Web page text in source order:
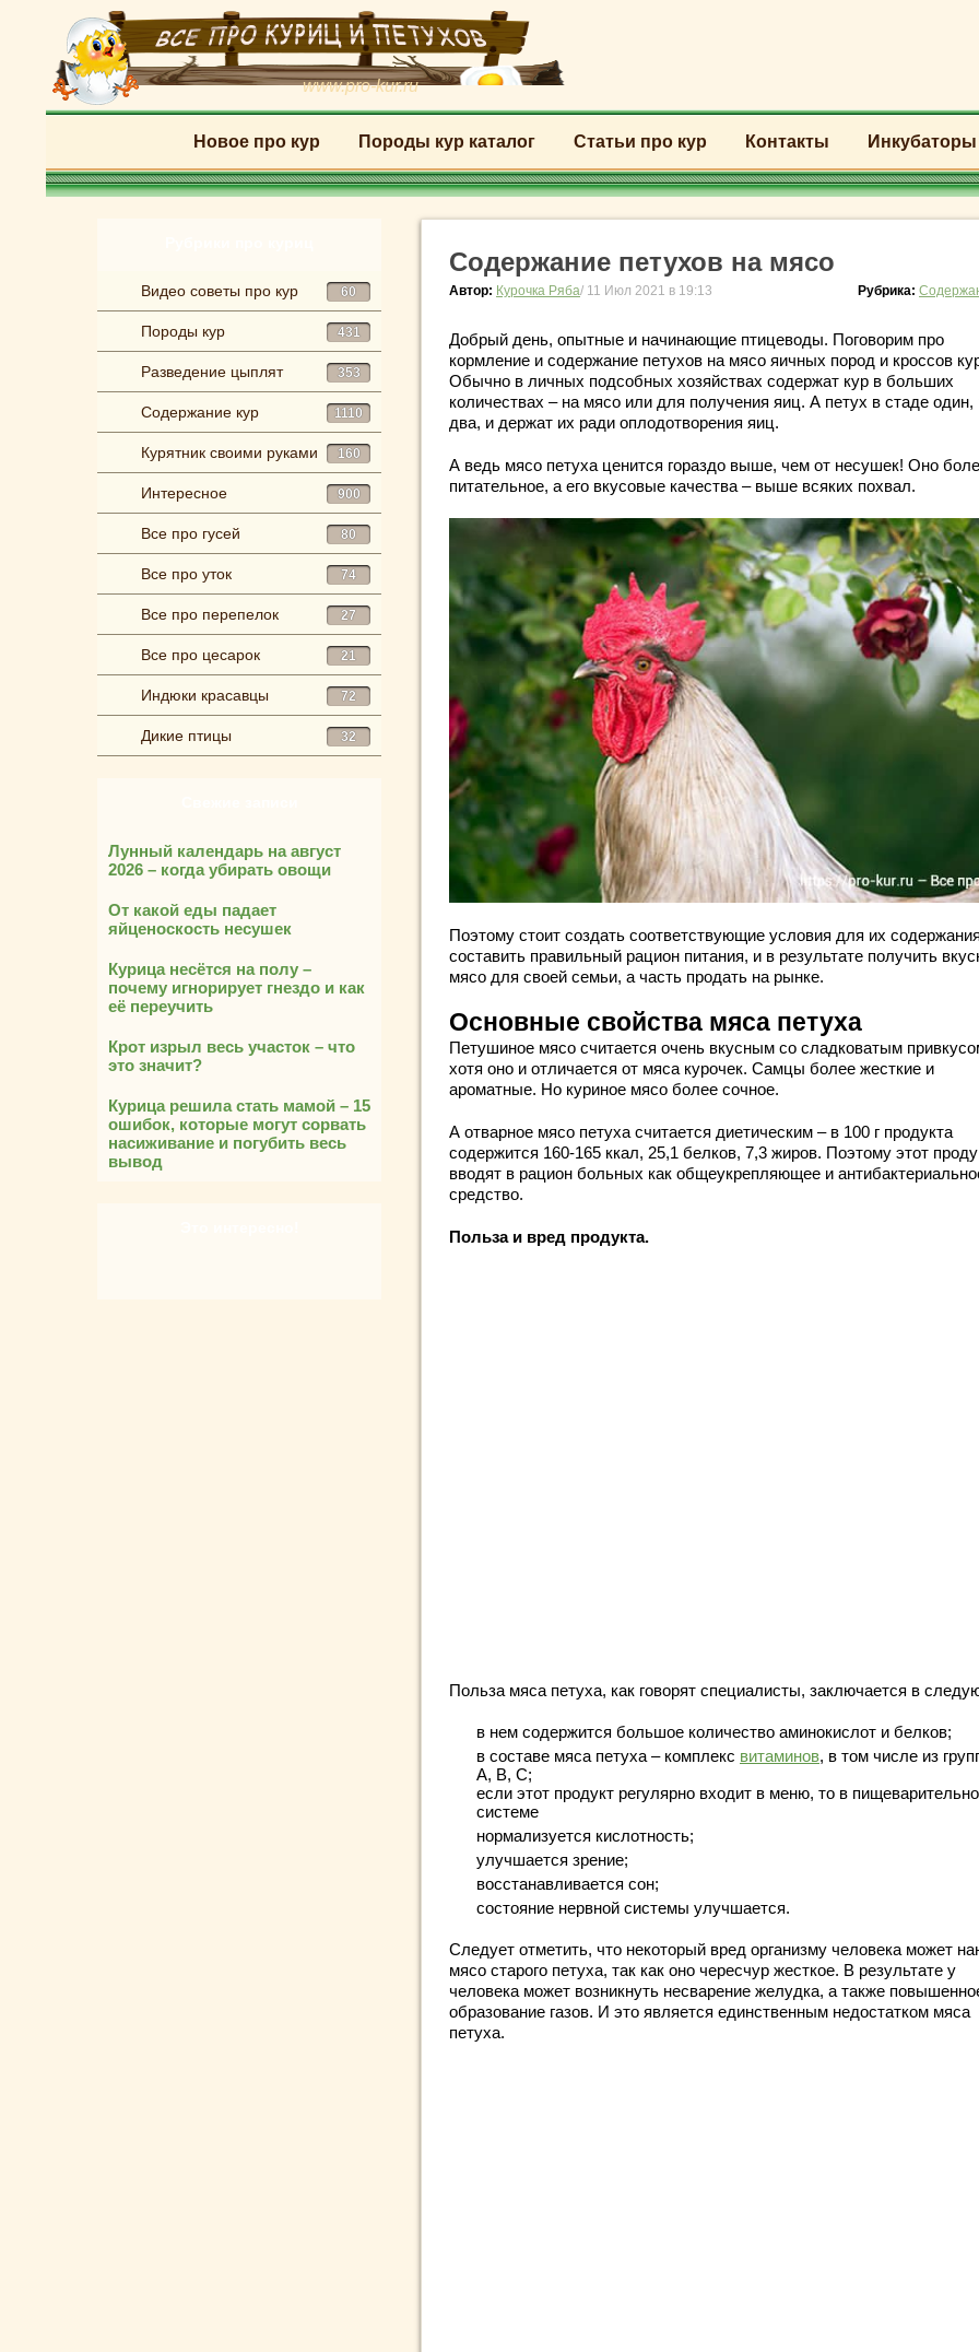
www.pro-kur.ru
Новое про кур Породы кур каталог Статьи про кур Контакты Инкубаторы
Видео советы про кур 60
Породы кур 431
Разведение цыплят 353
Содержание кур 1110
Курятник своими руками 160
Интересное 900
Все про гусей 80
Все про уток 74
Все про перепелок 27
Все про цесарок 21
Индюки красавцы 72
Дикие птицы 32
Лунный календарь на август
2026 – когда убирать овощи
От какой еды падает
яйценоскость несушек
Курица несётся на полу –
почему игнорирует гнездо и как
её переучить
Крот изрыл весь участок – что
это значит?
Курица решила стать мамой – 15
ошибок, которые могут сорвать
насиживание и погубить весь
вывод
Содержание петухов на мясо
Автор: Курочка Ряба/ 11 Июл 2021 в 19:13 Рубрика:
Добрый день, опытные и начинающие птицеводы. Поговорим про
кормление и содержание петухов на мясо яичных пород и кроссов
Обычно в личных подсобных хозяйствах содержат кур в больших
количествах – на мясо или для получения яиц. А петух в стаде один,
два, и держат их ради оплодотворения яиц.
А ведь мясо петуха ценится гораздо выше, чем от несушек! Оно
питательное, а его вкусовые качества – выше всяких похвал.
Поэтому стоит создать соответствующие условия для их
составить правильный рацион питания, и в результате получить
мясо для своей семьи, а часть продать на рынке.
Основные свойства мяса петуха
Петушиное мясо считается очень вкусным со сладковатым
хотя оно и отличается от мяса курочек. Самцы более жесткие и
ароматные. Но куриное мясо более сочное.
А отварное мясо петуха считается диетическим – в 100 г продукта
содержится 160-165 ккал, 25,1 белков, 7,3 жиров. Поэтому этот
вводят в рацион больных как общеукрепляющее и
средство.
Польза и вред продукта.
Польза мяса петуха, как говорят специалисты, заключается в
в нем содержится большое количество аминокислот и белков;
в составе мяса петуха – комплекс витаминов, в том числе из
А, В, С;
если этот продукт регулярно входит в меню, то в
системе
нормализуется кислотность;
улучшается зрение;
восстанавливается сон;
состояние нервной системы улучшается.
Следует отметить, что некоторый вред организму человека может
мясо старого петуха, так как оно чересчур жесткое. В результате у
человека может возникнуть несварение желудка, а также
образование газов. И это является единственным недостатком мяса
петуха.